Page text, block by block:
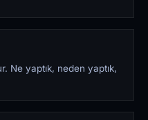
Ne yaptık, neden yaptık,